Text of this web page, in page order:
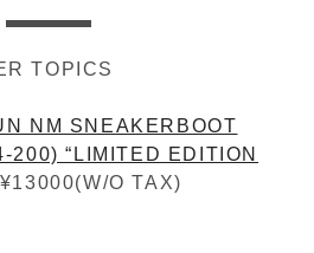
TOPICS
NM SNEAKERBOOT
200) “LIMITED EDITION
¥13000(W/O TAX)